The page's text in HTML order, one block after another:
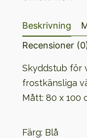
Beskrivning
Recensioner
Skyddstub för
frostkänsliga
Mått: 80 x 100
Färg: Blå